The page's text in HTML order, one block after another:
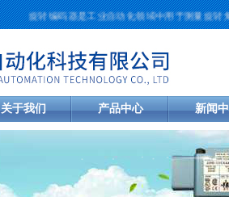
旋转编码器是工业自动化领域中用于测量旋转角
关于我们 产品中心 新闻